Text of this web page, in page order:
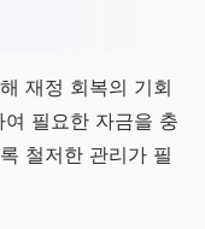
재정 회복의 기회
필요한 자금을 충
철저한 관리가 필